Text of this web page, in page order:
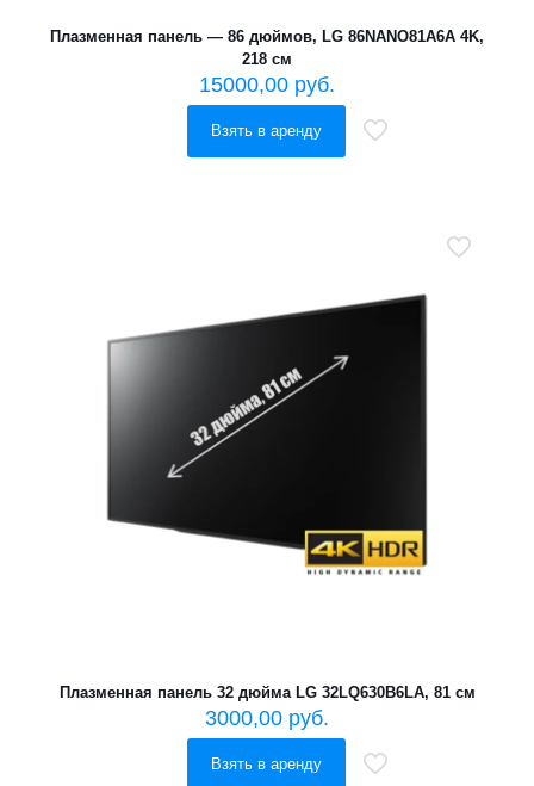
Плазменная панель — 86 дюймов, LG 86NANO81A6A 4K,
218 см
15000,00 руб.
Взять в аренду
Плазменная панель 32 дюйма LG 32LQ630B6LA, 81 см
3000,00 руб.
Взять в аренду